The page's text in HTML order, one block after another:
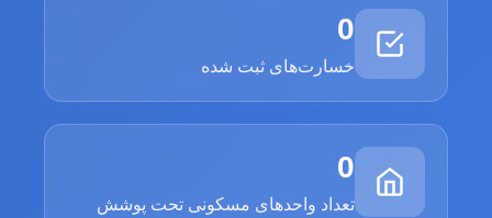
0
خسارت‌های ثبت شده
0
تعداد واحدهای مسکونی تحت پوشش